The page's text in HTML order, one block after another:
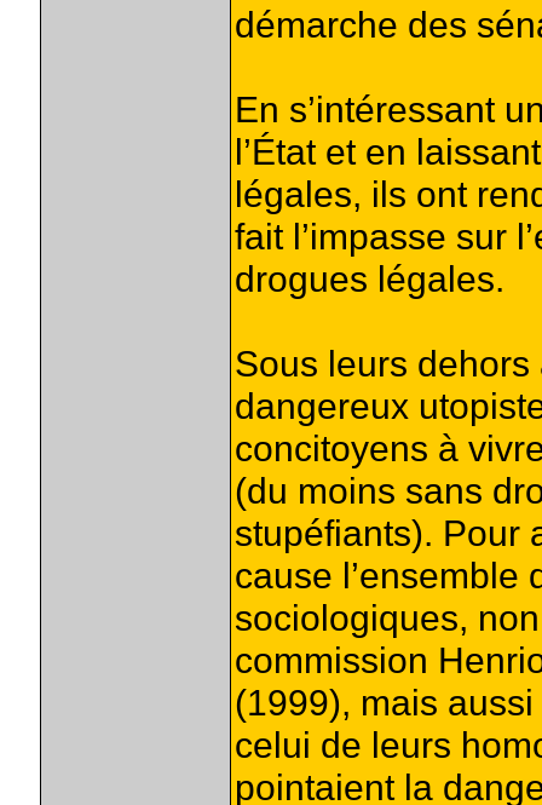
démarche des
En s’intéressant
l’État et en
légales, ils ont
fait l’impasse sur
drogues légales.
Sous leurs
dangereux
concitoyens à
(du moins sans
stupéfiants). Pour
cause l’ensemble
sociologiques,
commission
(1999), mais
celui de leurs
pointaient la